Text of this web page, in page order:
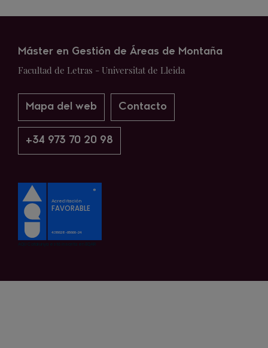
Máster en Gestión de Áreas de Montaña
Facultad de Letras - Universitat de Lleida
Mapa del web Contacto
+34 973 70 20 98